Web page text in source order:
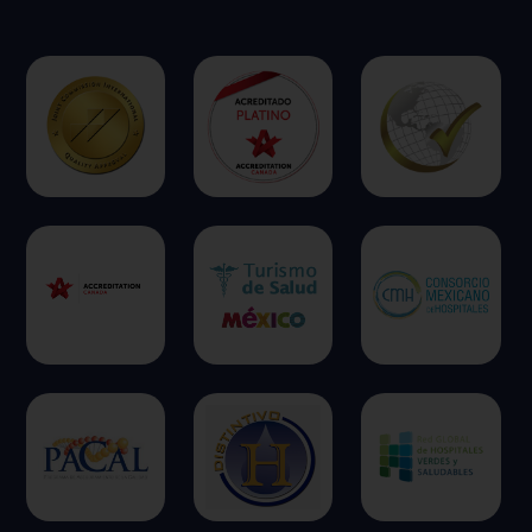
Permitir todas
Sistema de personalización de cookies
Cookies dirigidas
Cookies de funcionalidad
Cookies de rendimiento